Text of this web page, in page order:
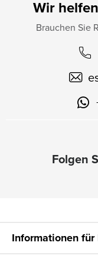
Wir
Brauchen Sie
Informationen für